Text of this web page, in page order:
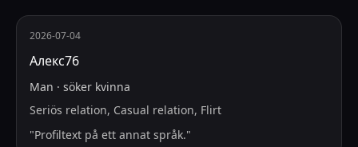
2026-07-04
Алекс76
Man · söker kvinna
Seriös relation, Casual relation, Flirt
"Profiltext på ett annat språk."